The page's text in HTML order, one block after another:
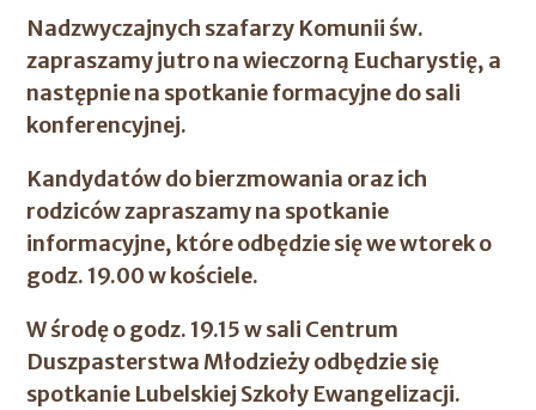
Nadzwyczajnych szafarzy Komunii św.
zapraszamy jutro na wieczorną Eucharystię, a
następnie na spotkanie formacyjne do sali
konferencyjnej.
Kandydatów do bierzmowania oraz ich
rodziców zapraszamy na spotkanie
informacyjne, które odbędzie się we wtorek o
godz. 19.00 w kościele.
W środę o godz. 19.15 w sali Centrum
Duszpasterstwa Młodzieży odbędzie się
spotkanie Lubelskiej Szkoły Ewangelizacji.